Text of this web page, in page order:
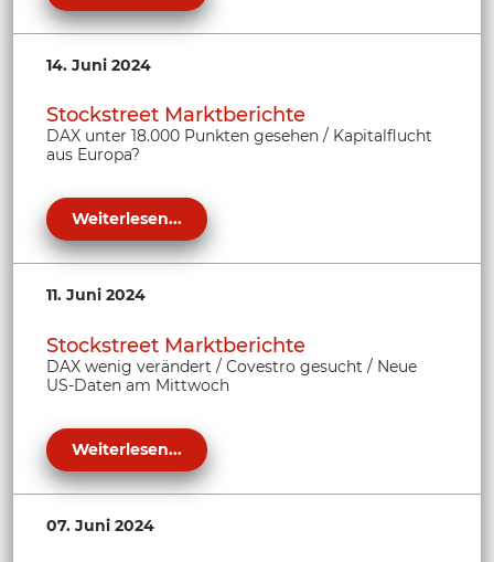
14. Juni 2024
Stockstreet Marktberichte
DAX unter 18.000 Punkten gesehen / Kapitalflucht
aus Europa?
Weiterlesen...
11. Juni 2024
Stockstreet Marktberichte
DAX wenig verändert / Covestro gesucht / Neue
US-Daten am Mittwoch
Weiterlesen...
07. Juni 2024